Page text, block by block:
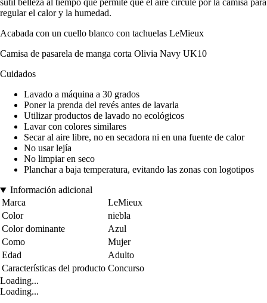
sutil belleza al tiempo que permite que el aire circule por la camisa para
regular el calor y la humedad.
Acabada con un cuello blanco con tachuelas LeMieux
Camisa de pasarela de manga corta Olivia Navy UK10
Cuidados
Lavado a máquina a 30 grados
Poner la prenda del revés antes de lavarla
Utilizar productos de lavado no ecológicos
Lavar con colores similares
Secar al aire libre, no en secadora ni en una fuente de calor
No usar lejía
No limpiar en seco
Planchar a baja temperatura, evitando las zonas con logotipos
Información adicional
Marca
LeMieux
Color
niebla
Color dominante
Azul
Como
Mujer
Edad
Adulto
Características del producto Concurso
Loading...
Loading...